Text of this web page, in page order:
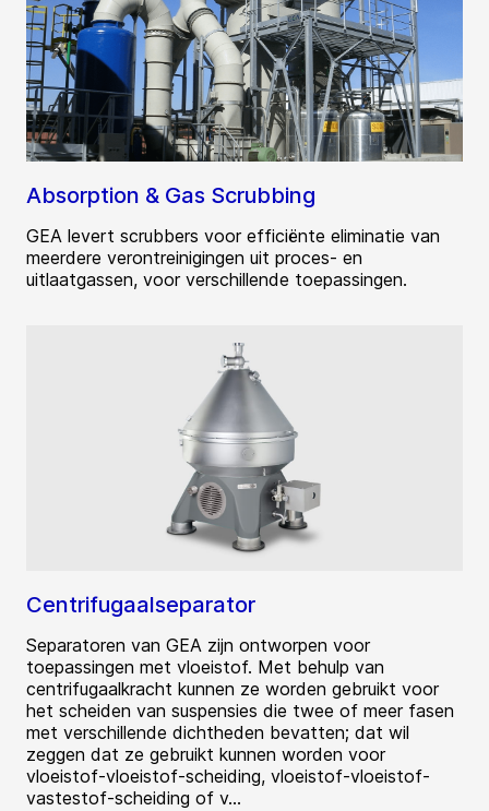
Absorption & Gas Scrubbing
GEA levert scrubbers voor efficiënte eliminatie van
meerdere verontreinigingen uit proces- en
uitlaatgassen, voor verschillende toepassingen.
Centrifugaalseparator
Separatoren van GEA zijn ontworpen voor
toepassingen met vloeistof. Met behulp van
centrifugaalkracht kunnen ze worden gebruikt voor
het scheiden van suspensies die twee of meer fasen
met verschillende dichtheden bevatten; dat wil
zeggen dat ze gebruikt kunnen worden voor
vloeistof-vloeistof-scheiding, vloeistof-vloeistof-
vastestof-scheiding of v...